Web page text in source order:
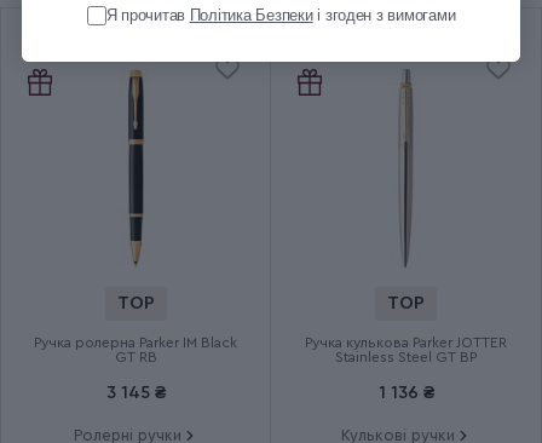
Кількість спиць
ВітростійкістьTOP
Ручка ролерна Parker IM Black
GT RB
3 145 ₴
Ролерні ручки
TOP
Ручка кулькова Parker JOTTER
Stainless Steel GT BP
1 136 ₴
Кулькові ручки
Я прочитав Політика Безпекиі згоден з вимогами